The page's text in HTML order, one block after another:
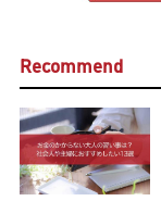
Recommend